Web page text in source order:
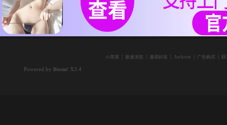
小黑屋 极速浏览 邀请好友 Archiver 广告购买
Powered by Discuz! X3.4